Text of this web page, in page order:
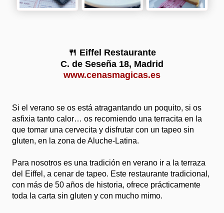
🍴 Eiffel Restaurante
C. de Seseña 18, Madrid
www.cenasmagicas.es
Si el verano se os está atragantando un poquito, si os
asfixia tanto calor… os recomiendo una terracita en la
que tomar una cervecita y disfrutar con un tapeo sin
gluten, en la zona de Aluche-Latina.
Para nosotros es una tradición en verano ir a la terraza
del Eiffel, a cenar de tapeo. Este restaurante tradicional,
con más de 50 años de historia, ofrece prácticamente
toda la carta sin gluten y con mucho mimo.